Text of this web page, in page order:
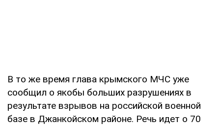
В то же время глава крымского МЧС уже
сообщил о якобы больших разрушениях в
результате взрывов на российской военной
базе в Джанкойском районе. Речь идет о 70